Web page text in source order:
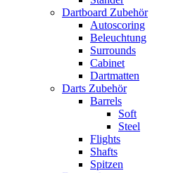
Dartboard Zubehör
Autoscoring
Beleuchtung
Surrounds
Cabinet
Dartmatten
Darts Zubehör
Barrels
Soft
Steel
Flights
Shafts
Spitzen